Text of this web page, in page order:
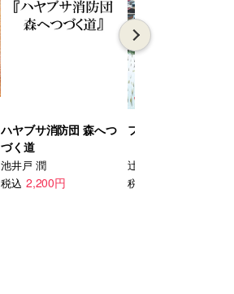
ハヤブサ消防団 森へつ
づく道
池井戸 潤
税込 2,200円
ファイア・ドーム 下
辻村 深月
税込